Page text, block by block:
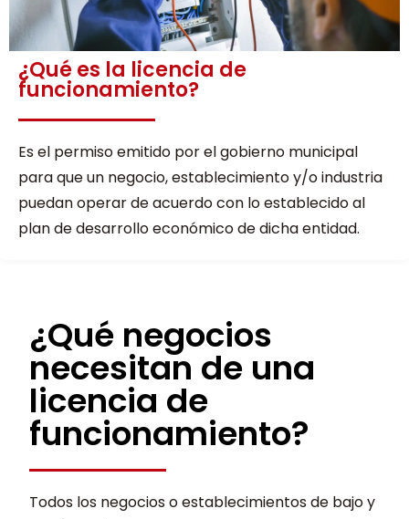
¿Qué es la licencia de
funcionamiento?
Es el permiso emitido por el gobierno municipal
para que un negocio, establecimiento y/o industria
puedan operar de acuerdo con lo establecido al
plan de desarrollo económico de dicha entidad.
¿Qué negocios
necesitan de una
licencia de
funcionamiento?
Todos los negocios o establecimientos de bajo y